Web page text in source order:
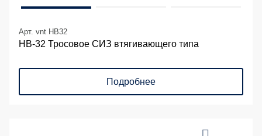
Арт. vnt HB32
НВ-32 Тросовое СИЗ втягивающего типа
Подробнее